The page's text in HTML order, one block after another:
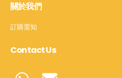
關於我們
訂購需知
Contact Us